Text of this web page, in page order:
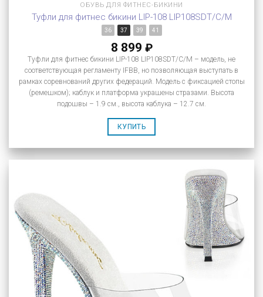
ОБУВЬ ДЛЯ ФИТНЕС-БИКИНИ
Туфли для фитнес бикини LIP-108 LIP108SDT/C/M
36 37 39 41
8 899 ₽
Туфли для фитнес бикини LIP-108 LIP108SDT/C/M – модель, не
соответствующая регламенту IFBB, но позволяющая выступать в
рамках соревнований других федераций. Модель с фиксацией стопы
(ремешком); каблук и платформа украшены стразами. Высота
подошвы – 1.9 см., высота каблука – 12.7 см.
КУПИТЬ